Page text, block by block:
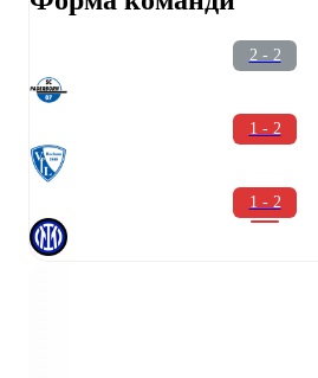
2 - 2
1 - 2
1 - 2